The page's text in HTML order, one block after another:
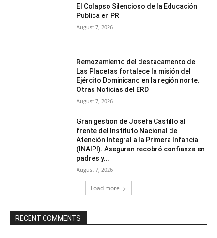
El Colapso Silencioso de la Educación
Publica en PR
August 7, 2026
Remozamiento del destacamento de
Las Placetas fortalece la misión del
Ejército Dominicano en la región norte.
Otras Noticias del ERD
August 7, 2026
Gran gestion de Josefa Castillo al
frente del Instituto Nacional de
Atención Integral a la Primera Infancia
(INAIPI). Aseguran recobró confianza en
padres y...
August 7, 2026
Load more
RECENT COMMENTS